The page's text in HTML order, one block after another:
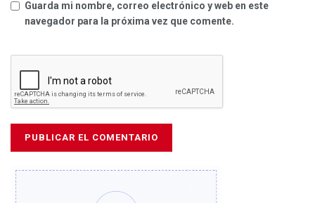
Guarda mi nombre, correo electrónico y web en este
navegador para la próxima vez que comente.